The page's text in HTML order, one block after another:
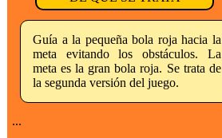
Guía a la pequeña bola roja hacia la
meta evitando los obstáculos. La
meta es la gran bola roja. Se trata de
la segunda versión del juego.
...